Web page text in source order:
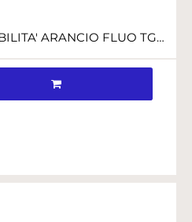
PANTALONI ALTA VISIBILITA' ARANCIO FLUO TG.L